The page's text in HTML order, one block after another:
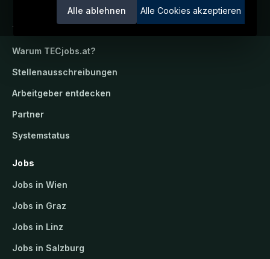
Alle ablehnen Alle Cookies akzeptieren
TECjobs.at
Warum TECjobs.at?
Stellenausschreibungen
Arbeitgeber entdecken
Partner
Systemstatus
Jobs
Jobs in Wien
Jobs in Graz
Jobs in Linz
Jobs in Salzburg